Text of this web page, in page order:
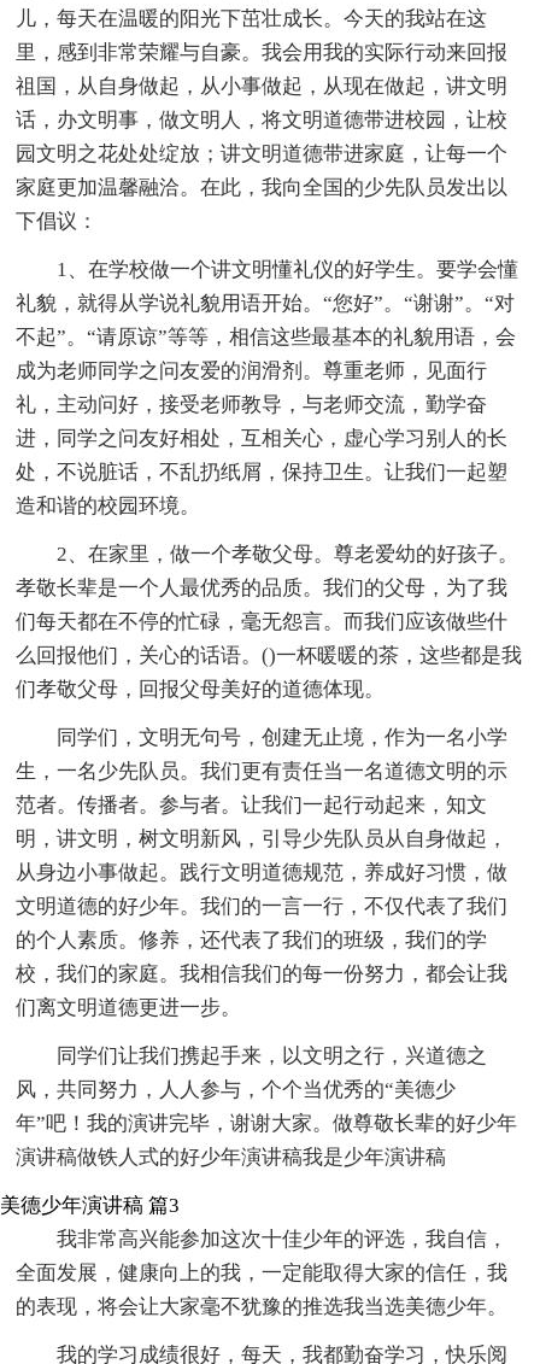
儿，每天在温暖的阳光下茁壮成长。今天的我站在这
里，感到非常荣耀与自豪。我会用我的实际行动来回报
祖国，从自身做起，从小事做起，从现在做起，讲文明
话，办文明事，做文明人，将文明道德带进校园，让校
园文明之花处处绽放；讲文明道德带进家庭，让每一个
家庭更加温馨融洽。在此，我向全国的少先队员发出以
下倡议：
1、在学校做一个讲文明懂礼仪的好学生。要学会懂
礼貌，就得从学说礼貌用语开始。“您好”。“谢谢”。“对
不起”。“请原谅”等等，相信这些最基本的礼貌用语，会
成为老师同学之问友爱的润滑剂。尊重老师，见面行
礼，主动问好，接受老师教导，与老师交流，勤学奋
进，同学之问友好相处，互相关心，虚心学习别人的长
处，不说脏话，不乱扔纸屑，保持卫生。让我们一起塑
造和谐的校园环境。
2、在家里，做一个孝敬父母。尊老爱幼的好孩子。
孝敬长辈是一个人最优秀的品质。我们的父母，为了我
们每天都在不停的忙碌，毫无怨言。而我们应该做些什
么回报他们，关心的话语。()一杯暖暖的茶，这些都是我
们孝敬父母，回报父母美好的道德体现。
同学们，文明无句号，创建无止境，作为一名小学
生，一名少先队员。我们更有责任当一名道德文明的示
范者。传播者。参与者。让我们一起行动起来，知文
明，讲文明，树文明新风，引导少先队员从自身做起，
从身边小事做起。践行文明道德规范，养成好习惯，做
文明道德的好少年。我们的一言一行，不仅代表了我们
的个人素质。修养，还代表了我们的班级，我们的学
校，我们的家庭。我相信我们的每一份努力，都会让我
们离文明道德更进一步。
同学们让我们携起手来，以文明之行，兴道德之
风，共同努力，人人参与，个个当优秀的“美德少
年”吧！我的演讲完毕，谢谢大家。做尊敬长辈的好少年
演讲稿做铁人式的好少年演讲稿我是少年演讲稿
美德少年演讲稿 篇3
我非常高兴能参加这次十佳少年的评选，我自信，
全面发展，健康向上的我，一定能取得大家的信任，我
的表现，将会让大家毫不犹豫的推选我当选美德少年。
我的学习成绩很好，每天，我都勤奋学习，快乐阅